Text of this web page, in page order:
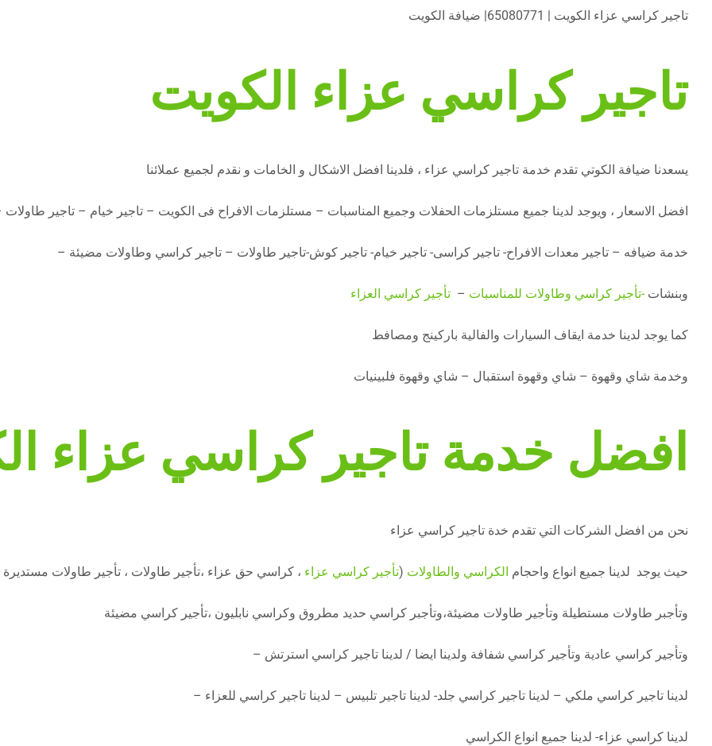
تاجير كراسي عزاء الكويت | 65080771| ضيافة الكويت
تاجير كراسي عزاء الكويت
يسعدنا ضيافة الكوتي تقدم خدمة تاجير كراسي عزاء ، فلدينا افضل الاشكال و الخامات و نقدم لجميع عملائنا
افضل الاسعار ، ويوجد لدينا جميع مستلزمات الحفلات وجميع المناسبات – مستلزمات الافراح فى الكويت – تاجير خيام – تاجير طاولات
خدمة ضيافه – تاجير معدات الافراح- تاجير كراسى- تاجير خيام- تاجير كوش-تاجير طاولات – تاجير كراسي وطاولات مضيئة –
وبنشات-تأجير كراسي وطاولات للمناسبات – تأجير كراسي العزاء
كما يوجد لدينا خدمة ايقاف السيارات والفالية باركينج ومصافط
وخدمة شاي وقهوة – شاي وقهوة استقبال – شاي وقهوة فلبينيات
افضل خدمة تاجير كراسي عزاء
نحن من افضل الشركات التي تقدم خدة تاجير كراسي عزاء
حيث يوجد لدينا جميع انواع واحجام الكراسي والطاولات (تأجير كراسي عزاء ، كراسي حق عزاء ،تأجير طاولات ، تأجير طاولات مستديرة
وتأجبر طاولات مستطيلة وتأجير طاولات مضيئة،وتأجبر كراسي حديد مطروق وكراسي نابليون ،تأجير كراسي مضيئة
وتأجير كراسي عادية وتأجير كراسي شفافة ولدينا ايضا / لدينا تاجير كراسي استرتش –
لدينا تاجير كراسي ملكي – لدينا تاجير كراسي جلد- لدينا تاجير تلبيس – لدينا تاجير كراسي للعزاء –
لدينا كراسي عزاء- لدينا جميع انواع الكراسي